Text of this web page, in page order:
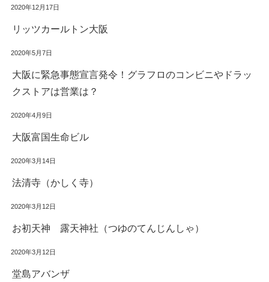
2020年12月17日
リッツカールトン大阪
2020年5月7日
大阪に緊急事態宣言発令！グラフロのコンビニやドラッ
クストアは営業は？
2020年4月9日
大阪富国生命ビル
2020年3月14日
法清寺（かしく寺）
2020年3月12日
お初天神 露天神社（つゆのてんじんしゃ）
2020年3月12日
堂島アバンザ